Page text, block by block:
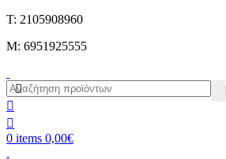
Τ: 2105908960
M: 6951925555
0 items 0,00€